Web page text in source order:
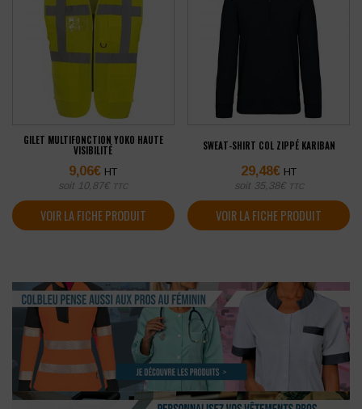
GILET MULTIFONCTION YOKO HAUTE
VISIBILITÉ
9,06€ HT
soit 10,87€ TTC
VOIR LA FICHE PRODUIT
SWEAT-SHIRT COL ZIPPÉ KARIBAN
29,48€ HT
soit 35,38€ TTC
VOIR LA FICHE PRODUIT